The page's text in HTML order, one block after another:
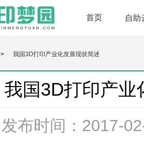
首页 自助
> 我国3D打印产业化发展现状简述
我国3D打印产业
发布时间：2017-